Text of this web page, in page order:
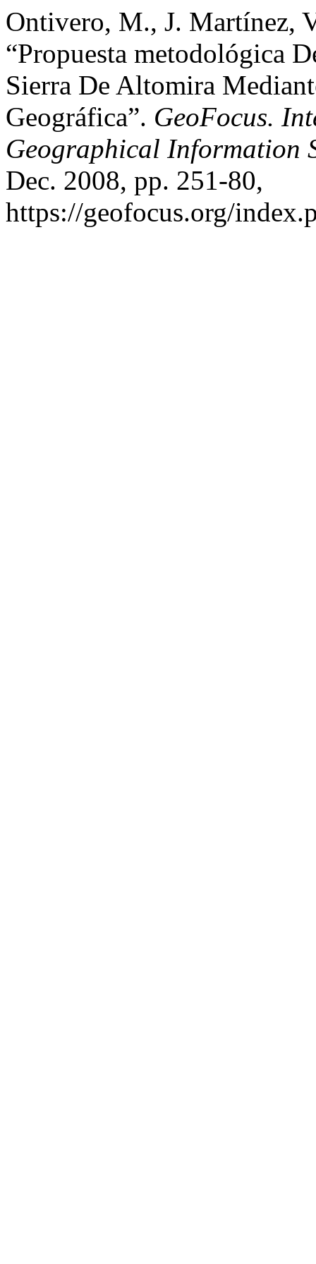
Ontivero, M., J. Martínez,
“Propuesta metodológica
Sierra De Altomira
Geográfica”. GeoFocus.
Geographical Information
Dec. 2008, pp. 251-80,
https://geofocus.org/